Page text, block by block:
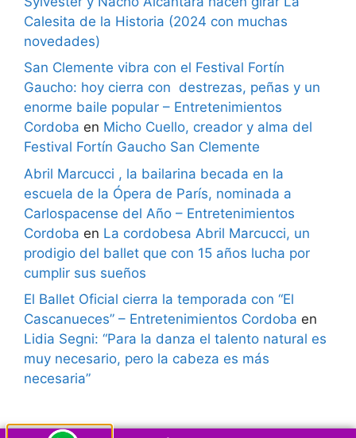
Calesita de la Historia (2024 con muchas
novedades)
San Clemente vibra con el Festival Fortín
Gaucho: hoy cierra con destrezas, peñas y un
enorme baile popular – Entretenimientos
Cordoba en Micho Cuello, creador y alma del
Festival Fortín Gaucho San Clemente
Abril Marcucci , la bailarina becada en la
escuela de la Ópera de París, nominada a
Carlospacense del Año – Entretenimientos
Cordoba en La cordobesa Abril Marcucci, un
prodigio del ballet que con 15 años lucha por
cumplir sus sueños
El Ballet Oficial cierra la temporada con “El
Cascanueces” – Entretenimientos Cordoba en
Lidia Segni: “Para la danza el talento natural es
muy necesario, pero la cabeza es más
necesaria”